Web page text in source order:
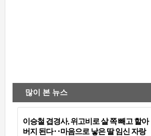
많이 본 뉴스
이승철 겹경사, 위고비로 살 쪽 빼고 할아
버지 된다‥마음으로 낳은 딸 임신 자랑